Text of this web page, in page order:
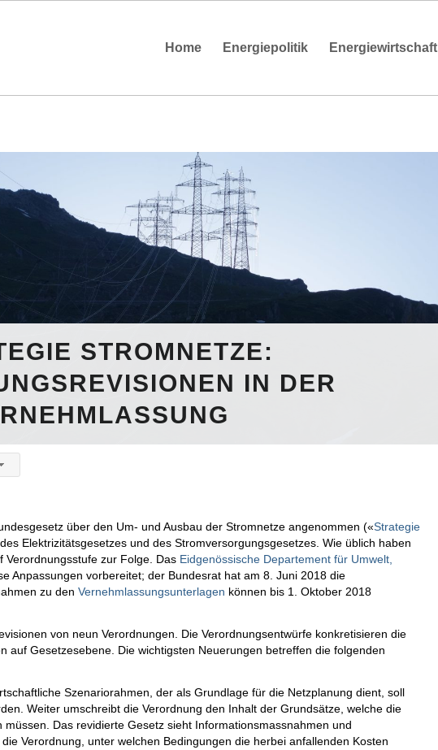
Home Energiepolitik Energiewirtschaft
STROMNETZE:
IN DER
über den Um- und Ausbau der Stromnetze angenommen («Strategie
Elektrizitätsgesetzes und des Stromversorgungsgesetzes. Wie üblich haben
Verordnungsstufe zur Folge. Das Eidgenössische Departement für Umwelt,
Anpassungen vorbereitet; der Bundesrat hat am 8. Juni 2018 die
zu den Vernehmlassungsunterlagen können bis 1. Oktober 2018
von neun Verordnungen. Die Verordnungsentwürfe konkretisieren die
auf Gesetzesebene. Die wichtigsten Neuerungen betreffen die folgenden
Szenariorahmen, der als Grundlage für die Netzplanung dient, soll
Weiter umschreibt die Verordnung den Inhalt der Grundsätze, welche die
Das revidierte Gesetz sieht Informationsmassnahmen und
Verordnung, unter welchen Bedingungen die herbei anfallenden Kosten